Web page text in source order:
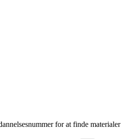
for at finde materialer